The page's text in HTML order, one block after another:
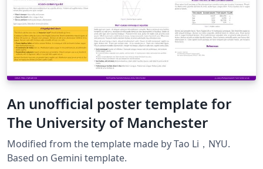
An unofficial poster template for
The University of Manchester
Modified from the template made by Tao Li，NYU.
Based on Gemini template.